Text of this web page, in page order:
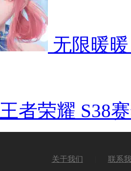
无限暖暖
王者荣耀 S38
关于我们 联系